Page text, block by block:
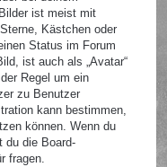
ist meist mit
Kästchen oder
Status im Forum
ist auch als „Avatar“
Regel um ein
zu Benutzer
kann bestimmen,
können. Wenn du
du die Board-
fragen.